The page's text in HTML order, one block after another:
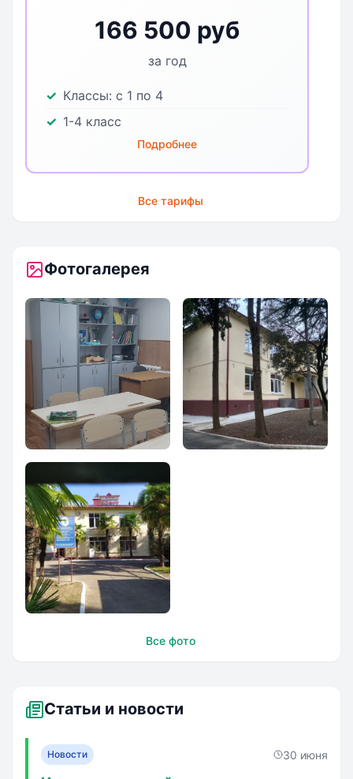
166 500 руб
за год
Классы: с 1 по 4
1-4 класс
Подробнее
Все тарифы
Фотогалерея
школа Бизнеса
Все фото
Статьи и новости
Новости 30 июня